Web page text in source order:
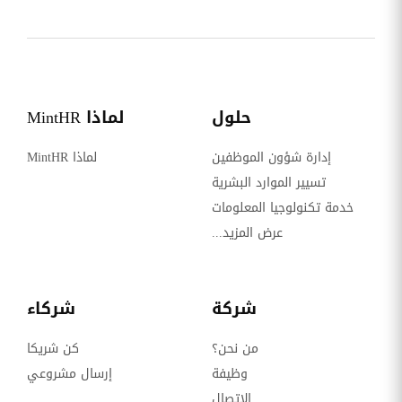
حلول
إدارة شؤون الموظفين
تسيير الموارد البشرية
خدمة تكنولوجيا المعلومات
عرض المزيد...
لماذا MintHR
لماذا MintHR
شركة
من نحن؟
وظيفة
شركاء
كن شريكا
إرسال مشروعي